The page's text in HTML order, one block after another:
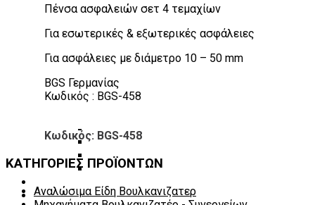
Stand Moto
Πρέσσες ρουλεμάν – Συσπειρωτές αμορτισέρ –
Λαδιέρες – Βαλβολινιέρες – Γρασαδόροι
Πάγκοι – Εργαλειοφόροι – Εργαλειοθήκες
Εξοπλισμός Συνεργείου & Βουλκανιζατερ
Λεβιέδες – Σταυροί
Εργαλεία φρένων
Εργαλεία χειρός συνεργείου
Διάφορα Είδη Φανοποιείου
Αναλώσιμα Είδη Συνεργείου
DOWNLOADS
Πένσα ασφαλειών σετ 4 τεμαχίων
Για εσωτερικές & εξωτερικές ασφάλειες
Για ασφάλειες με διάμετρο 10 – 50 mm
BGS Γερμανίας
Κωδικός : BGS-458
Κωδικός: BGS-458
ΚΑΤΗΓΟΡΙΕΣ ΠΡΟΪΟΝΤΩΝ
Αναλώσιμα Είδη Βουλκανιζατερ